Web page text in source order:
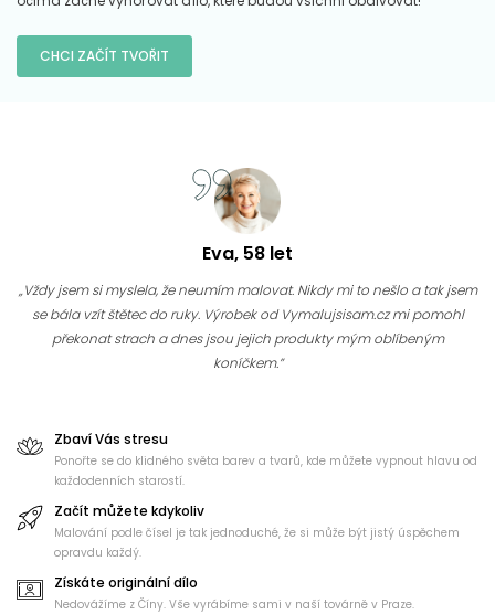
CHCI ZAČÍT TVOŘIT
Eva, 58 let
„Vždy jsem si myslela, že neumím malovat. Nikdy mi to nešlo a tak jsem
se bála vzít štětec do ruky. Výrobek od Vymalujsisam.cz mi pomohl
překonat strach a dnes jsou jejich produkty mým oblíbeným
koníčkem.”
Zbaví Vás stresu
Ponořte se do klidného světa barev a tvarů, kde můžete vypnout hlavu od
každodenních starostí.
Začít můžete kdykoliv
Malování podle čísel je tak jednoduché, že si může být jistý úspěchem
opravdu každý.
Získáte originální dílo
Nedovážíme z Číny. Vše vyrábíme sami v naší továrně v Praze.